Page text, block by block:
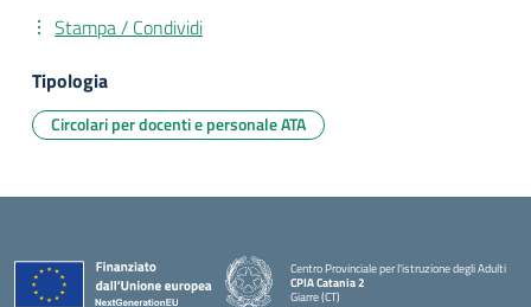
Stampa / Condividi
Tipologia
Circolari per docenti e personale ATA
Centro Provinciale per l'istruzione degli Adulti
CPIA Catania 2
Giarre (CT)